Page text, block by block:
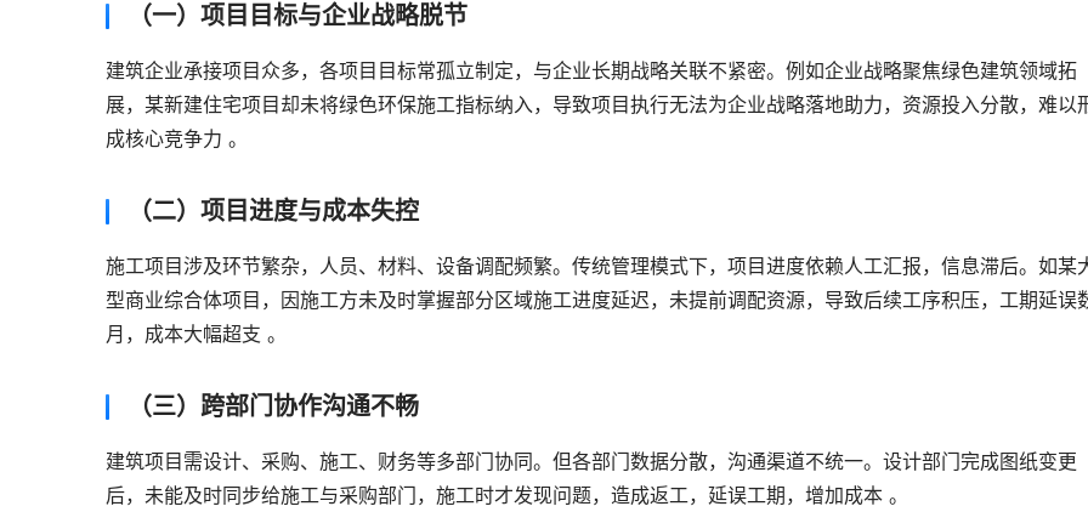
（一）项目目标与企业战略脱节
建筑企业承接项目众多，各项目目标常孤立制定，与企业长期战略关联不紧密。例如企业战略聚焦绿色建筑领域拓
展，某新建住宅项目却未将绿色环保施工指标纳入，导致项目执行无法为企业战略落地助力，资源投入分散，难以
成核心竞争力 。
（二）项目进度与成本失控
施工项目涉及环节繁杂，人员、材料、设备调配频繁。传统管理模式下，项目进度依赖人工汇报，信息滞后。如某
型商业综合体项目，因施工方未及时掌握部分区域施工进度延迟，未提前调配资源，导致后续工序积压，工期延误
月，成本大幅超支 。
（三）跨部门协作沟通不畅
建筑项目需设计、采购、施工、财务等多部门协同。但各部门数据分散，沟通渠道不统一。设计部门完成图纸变更
后，未能及时同步给施工与采购部门，施工时才发现问题，造成返工，延误工期，增加成本 。